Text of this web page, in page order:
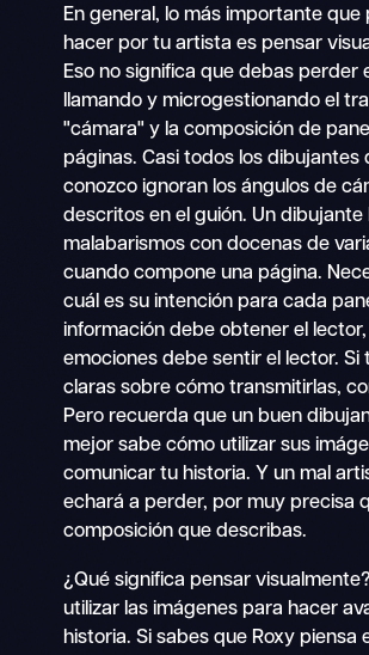
En general, lo más importante que
hacer por tu artista es pensar
Eso no significa que debas perder
llamando y microgestionando el
"cámara" y la composición de
páginas. Casi todos los dibujantes
conozco ignoran los ángulos de
descritos en el guión. Un dibujante
malabarismos con docenas de
cuando compone una página.
cuál es su intención para cada
información debe obtener el
emociones debe sentir el lector. Si
claras sobre cómo transmitirlas,
Pero recuerda que un buen
mejor sabe cómo utilizar sus
comunicar tu historia. Y un mal
echará a perder, por muy precisa
composición que describas.
¿Qué significa pensar
utilizar las imágenes para hacer
historia. Si sabes que Roxy piensa